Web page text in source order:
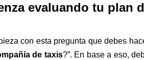
evaluando tu plan
con esta pregunta que debes
de taxis?”. En base a eso,